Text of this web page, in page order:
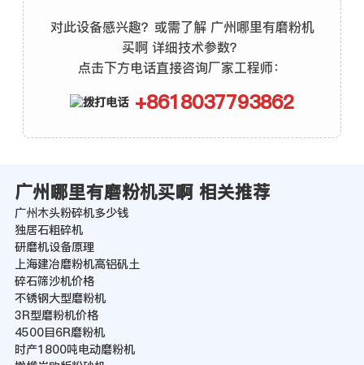
对此设备感兴趣？或需了解 广州哪里有磨粉机
买啊 详细技术参数？
点击下方电话直接咨询厂家工程师：
+8618037793862
广州哪里有磨粉机买啊 相关推荐
广州木头粉碎机多少钱
独居石粗碎机
研磨机设备原理
上海建冶磨粉机高铝矾土
碎石筛沙机价格
不锈钢大型磨粉机
3R型磨粉机价格
4500目6R磨粉机
时产1800吨电动磨粉机